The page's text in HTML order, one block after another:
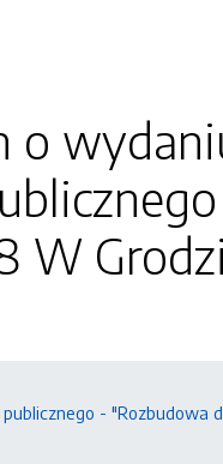
o
W
- "Rozbudowa